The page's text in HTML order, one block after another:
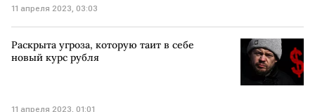
11 апреля 2023, 03:03
Раскрыта угроза, которую таит в себе
новый курс рубля
11 апреля 2023, 01:01